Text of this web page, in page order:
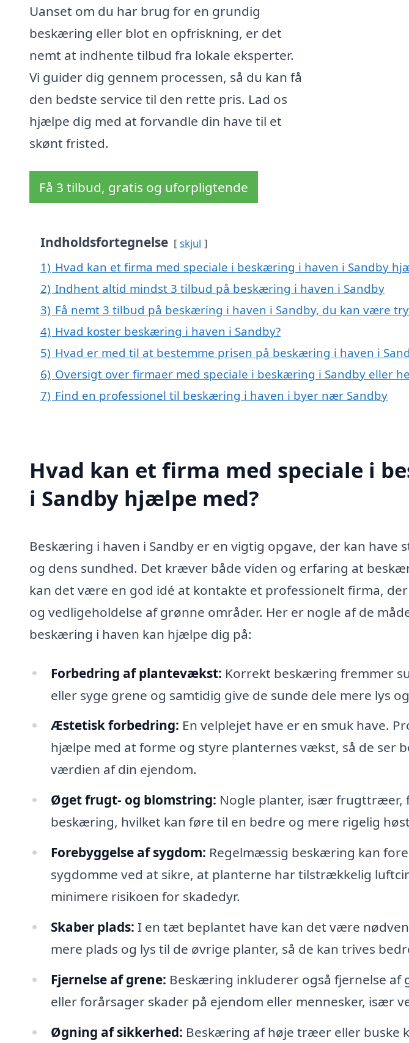
Uanset om du har brug for en grundig
beskæring eller blot en opfriskning, er det
nemt at indhente tilbud fra lokale eksperter.
Vi guider dig gennem processen, så du kan få
den bedste service til den rette pris. Lad os
hjælpe dig med at forvandle din have til et
skønt fristed.
Få 3 tilbud, gratis og uforpligtende
Indholdsfortegnelse skjul
1) Hvad kan et firma med speciale i beskæring i haven i Sandby
2) Indhent altid mindst 3 tilbud på beskæring i haven i Sandby
3) Få nemt 3 tilbud på beskæring i haven i Sandby, du kan være
4) Hvad koster beskæring i haven i Sandby?
5) Hvad er med til at bestemme prisen på beskæring i haven i
6) Oversigt over firmaer med speciale i beskæring i Sandby eller
7) Find en professionel til beskæring i haven i byer nær Sandby
Hvad kan et firma med speciale i
i Sandby hjælpe med?
Beskæring i haven i Sandby er en vigtig opgave, der kan have
og dens sundhed. Det kræver både viden og erfaring at
kan det være en god idé at kontakte et professionelt firma,
og vedligeholdelse af grønne områder. Her er nogle af de
beskæring i haven kan hjælpe dig på:
Forbedring af plantevækst: Korrekt beskæring fremmer
eller syge grene og samtidig give de sunde dele mere lys
Æstetisk forbedring: En velplejet have er en smuk have.
hjælpe med at forme og styre planternes vækst, så de ser
værdien af din ejendom.
Øget frugt- og blomstring: Nogle planter, især frugttræer,
beskæring, hvilket kan føre til en bedre og mere rigelig
Forebyggelse af sygdom: Regelmæssig beskæring kan
sygdomme ved at sikre, at planterne har tilstrækkelig
minimere risikoen for skadedyr.
Skaber plads: I en tæt beplantet have kan det være
mere plads og lys til de øvrige planter, så de kan trives
Fjernelse af grene: Beskæring inkluderer også fjernelse af
eller forårsager skader på ejendom eller mennesker, især
Øgning af sikkerhed: Beskæring af høje træer eller buske